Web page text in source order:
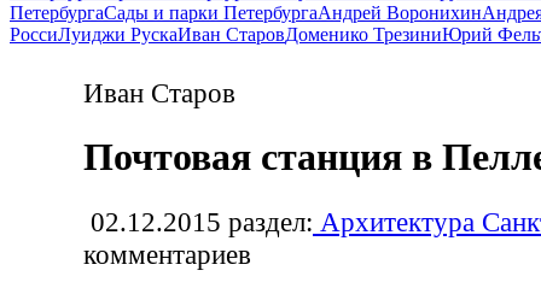
ПетербургаСады и парки ПетербургаАндрей Воронихин
РоссиЛуиджи РускаИван СтаровДоменико ТрезиниЮрий
Иван Старов
Почтовая станция в
02.12.2015 раздел: Архитектура
комментариев